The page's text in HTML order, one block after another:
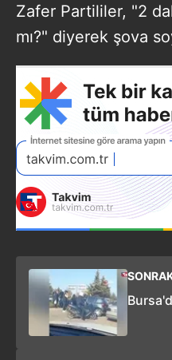
Zafer Partililer, "2
mı?" diyerek şova